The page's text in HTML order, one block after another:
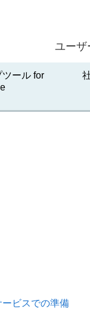
ユーザ
ール for
ービスでの準備